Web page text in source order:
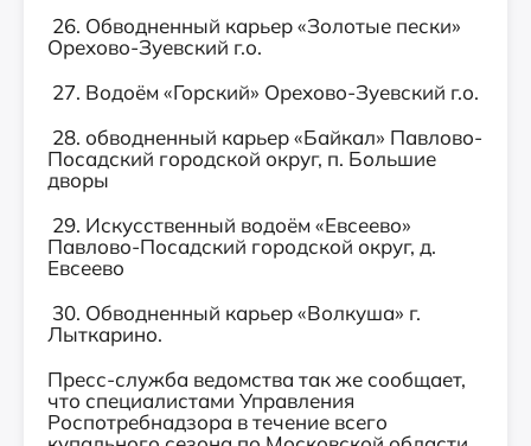
26. Обводненный карьер «Золотые пески»
Орехово-Зуевский г.о.
27. Водоём «Горский» Орехово-Зуевский г.о.
28. обводненный карьер «Байкал» Павлово-
Посадский городской округ, п. Большие
дворы
29. Искусственный водоём «Евсеево»
Павлово-Посадский городской округ, д.
Евсеево
30. Обводненный карьер «Волкуша» г.
Лыткарино.
Пресс-служба ведомства так же сообщает,
что специалистами Управления
Роспотребнадзора в течение всего